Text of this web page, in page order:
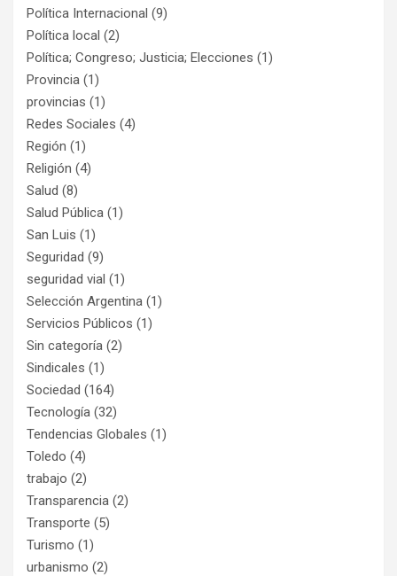
Política Internacional (9)
Política local (2)
Política; Congreso; Justicia; Elecciones (1)
Provincia (1)
provincias (1)
Redes Sociales (4)
Región (1)
Religión (4)
Salud (8)
Salud Pública (1)
San Luis (1)
Seguridad (9)
seguridad vial (1)
Selección Argentina (1)
Servicios Públicos (1)
Sin categoría (2)
Sindicales (1)
Sociedad (164)
Tecnología (32)
Tendencias Globales (1)
Toledo (4)
trabajo (2)
Transparencia (2)
Transporte (5)
Turismo (1)
urbanismo (2)